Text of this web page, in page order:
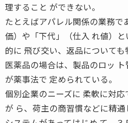
理すること ができない。
たとえばアパレル関係の業務で
価）や「下代」（仕入 れ値）
的に 飛び交い、返品についても
医薬品の場合は、製品のロッ
が薬事法で 定められている。
個別企業のニーズに 柔軟に対
が ら、荷主の商習慣などに精